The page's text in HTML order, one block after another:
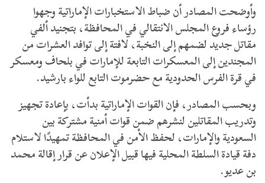
وأوضحت المصادر أن ضباط الاستخبارات الإماراتية وجهوا
رؤساء فروع المجلس الانتقالي في المحافظة، بتجنيد ألفي
مقاتل جديد لضمهم إلى النخبة، لافتة إلى توافد العشرات من
المجندين إلى المعسكرات التابعة للإمارات في بلحاف ومعسكر
في قرة الفرس الحدودية مع حضرموت التابع للواء بارشيد.
وبحسب المصادر، فإن القوات الإماراتية بدأت، بإعادة تجهيز
وتدريب المقاتلين لنشرهم ضمن قوات أمنية مشتركة بين
السعودية والإمارات، لحفظ الأمن في المحافظة تمهيدًا لاستلام
دفة قيادة السلطة المحلية فيها قبيل الإعلان عن قرار إقالة محمد
بن عديو.